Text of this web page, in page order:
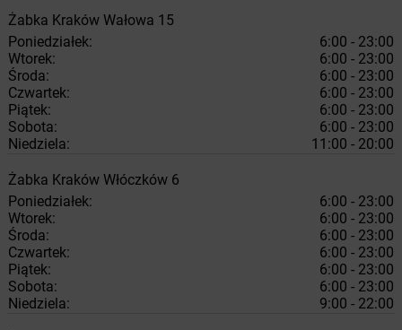
Żabka Kraków Wałowa 15
Poniedziałek:
6:00 - 23:00
Wtorek:
6:00 - 23:00
Środa:
6:00 - 23:00
Czwartek:
6:00 - 23:00
Piątek:
6:00 - 23:00
Sobota:
6:00 - 23:00
Niedziela:
11:00 - 20:00
Żabka Kraków Włóczków 6
Poniedziałek:
6:00 - 23:00
Wtorek:
6:00 - 23:00
Środa:
6:00 - 23:00
Czwartek:
6:00 - 23:00
Piątek:
6:00 - 23:00
Sobota:
6:00 - 23:00
Niedziela:
9:00 - 22:00